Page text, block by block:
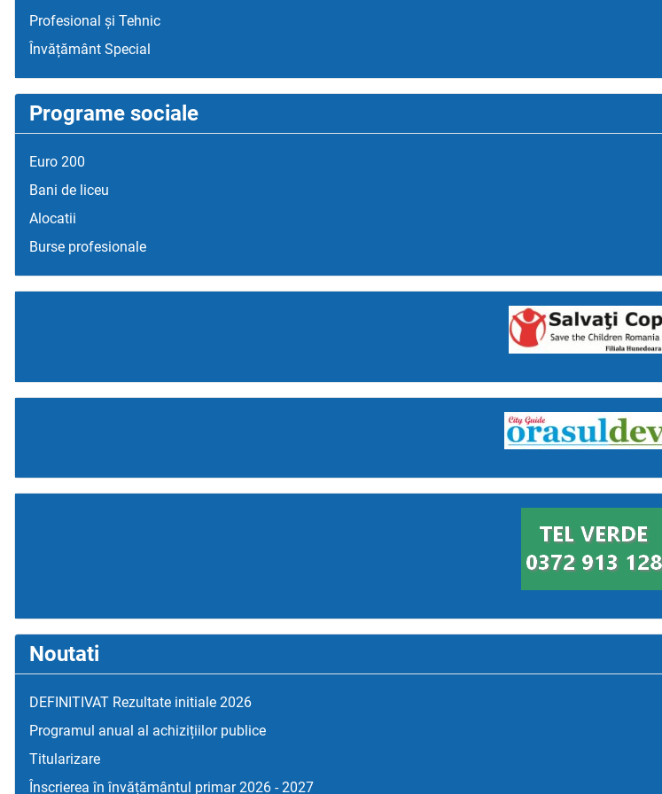
Profesional și Tehnic
Învățământ Special
Programe sociale
Euro 200
Bani de liceu
Alocatii
Burse profesionale
Noutati
DEFINITIVAT Rezultate initiale 2026
Programul anual al achizițiilor publice
Titularizare
Înscrierea în învățământul primar 2026 - 2027